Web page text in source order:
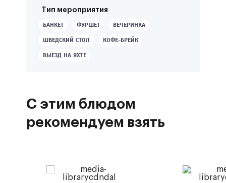
Тип мероприятия
БАНКЕТ ФУРШЕТ ВЕЧЕРИНКА
ШВЕДСКИЙ СТОЛ КОФЕ-БРЕЙК
ВЫЕЗД НА ЯХТЕ
С этим блюдом
рекомендуем взять